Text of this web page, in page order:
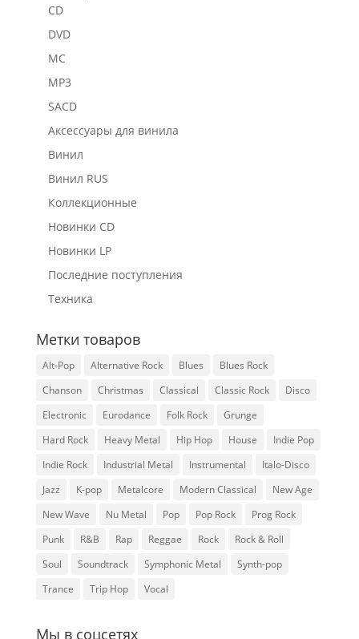
CD
DVD
MC
MP3
SACD
Аксессуары для винила
Винил
Винил RUS
Коллекционные
Новинки CD
Новинки LP
Последние поступления
Техника
Метки товаров
Alt-Pop Alternative Rock Blues
Blues Rock
Chanson
Christmas Classical Classic Rock
Disco
Electronic
Eurodance Folk Rock
Grunge
Hard Rock
Heavy Metal Hip Hop House
Indie Pop
Indie Rock
Industrial Metal Instrumental
Italo-Disco
Jazz
K-pop Metalcore Modern Classical
New Age
New Wave
Nu Metal Pop Pop Rock
Prog Rock
Punk
R&B Rap Reggae Rock
Rock & Roll
Soul
Soundtrack Symphonic Metal
Synth-pop
Trance
Trip Hop Vocal
Мы в соцсетях